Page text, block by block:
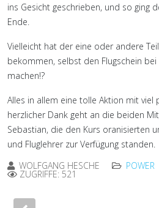
ins Gesicht geschrieben, und so ging
Ende.
Vielleicht hat der eine oder andere
bekommen, selbst den Flugschein
machen!?
Alles in allem eine tolle Aktion mit viel
herzlicher Dank geht an die beiden
Sebastian, die den Kurs oranisierten
und Fluglehrer zur Verfügung standen.
WOLFGANG HESCHE
POWER
ZUGRIFFE: 521